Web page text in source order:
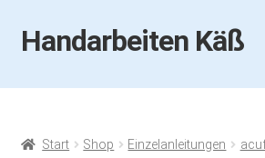
Zur
Navigation
Zum
Inhalt
Handarbeiten Käß
Startseite
Aktuelles
Start Shop Einzelanleitungen